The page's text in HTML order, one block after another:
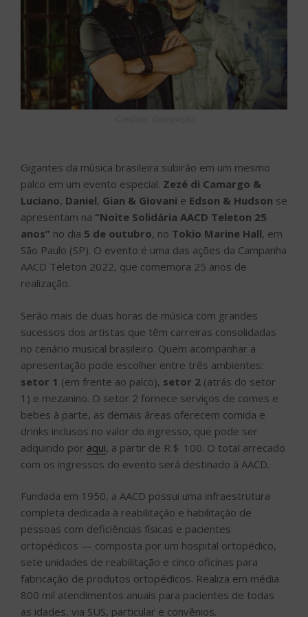
Gigantes da música brasileira subirão em um mesmo
palco em um evento especial. Zezé di Camargo &
Luciano, Daniel, Gian & Giovani e Edson & Hudson se
apresentam na “Noite Solidária AACD Teleton 25
anos” no dia 5 de outubro, no Tokio Marine Hall, em
São Paulo (SP). O evento é uma das ações da Campanha
AACD Teleton 2022, que comemora 25 anos de
realização.
Serão mais de duas horas de música com grandes
sucessos dos artistas que têm carreiras consolidadas
no cenário musical brasileiro. Quem acompanhar a
apresentação pode escolher entre três ambientes:
setor 1 (em frente ao palco), setor 2 (atrás do setor
1) e mezanino. O setor 2 fornece serviços de comes e
bebes à parte, as demais áreas oferecem comida e
drinks inclusos no valor do ingresso, que pode ser
adquirido por aqui, a partir de R＄ 100. O total arrecado
com os ingressos do evento será destinado à AACD.
Fundada em 1950, a AACD possui uma infraestrutura
completa dedicada à reabilitação e habilitação de
pessoas com deficiências físicas e pacientes
ortopédicos — composta por um hospital ortopédico,
sete unidades de reabilitação e cinco oficinas para
fabricação de produtos ortopédicos. Realiza em média
800 mil atendimentos anuais para pacientes de todas
as idades, via SUS, particular e convênios.